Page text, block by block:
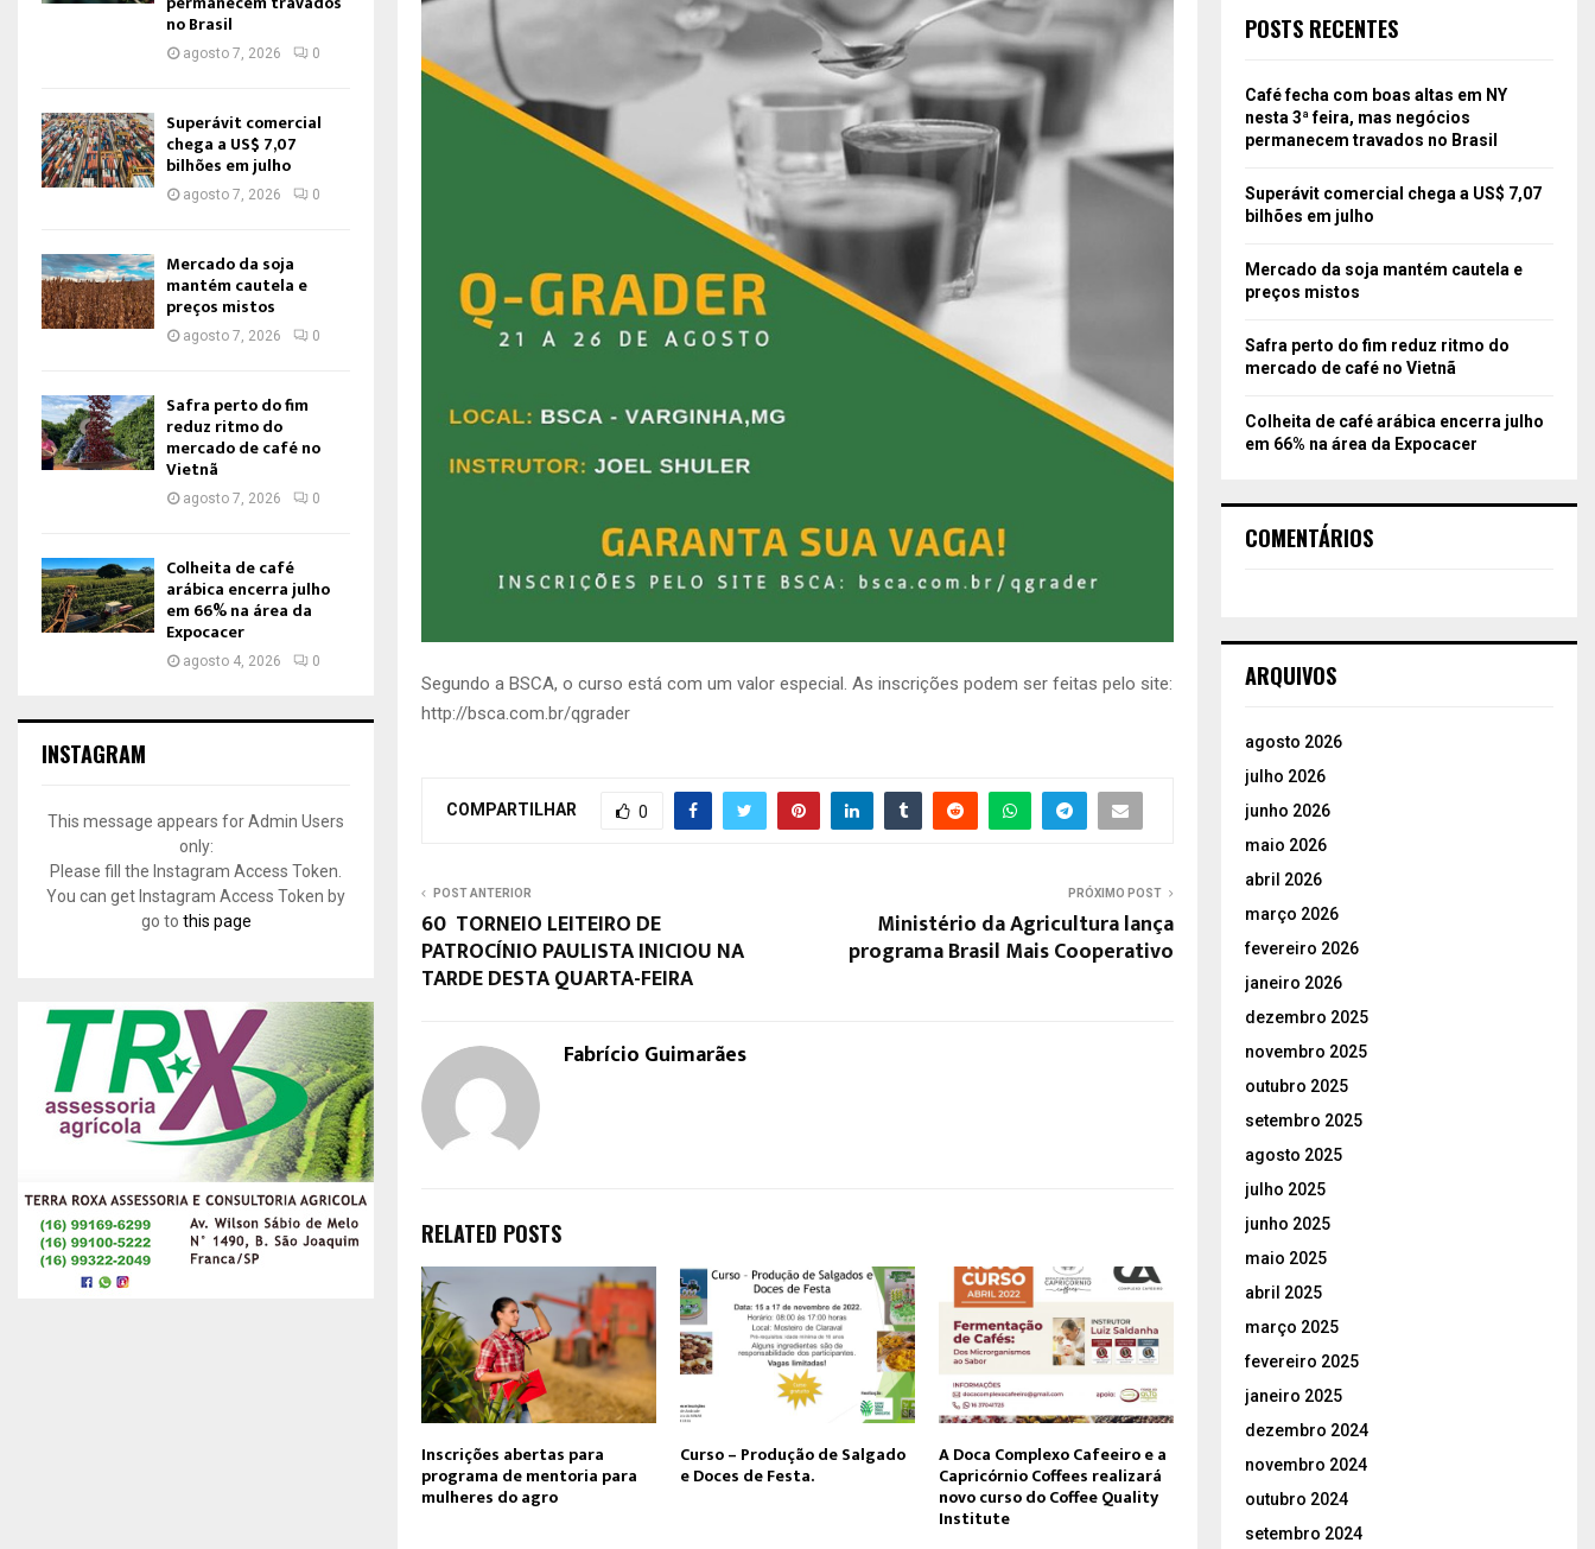
Segundo a BSCA, o curso está com um valor especial. As inscrições podem ser feitas pelo site:
http://bsca.com.br/qgrader
COMPARTILHAR 0
POST ANTERIOR
60º TORNEIO LEITEIRO DE
PATROCÍNIO PAULISTA INICIOU NA
TARDE DESTA QUARTA-FEIRA
PRÓXIMO POST
Ministério da Agricultura lança
programa Brasil Mais Cooperativo
Fabrício Guimarães
RELATED POSTS
Inscrições abertas para
programa de mentoria para
mulheres do agro
Curso – Produção de Salgado
e Doces de Festa.
A Doca Complexo Cafeeiro e a
Capricórnio Coffees realizará
novo curso do Coffee Quality
Institute
no Brasil
agosto 7, 2026 0
Superávit comercial
chega a US$ 7,07
bilhões em julho
agosto 7, 2026 0
Mercado da soja
mantém cautela e
preços mistos
agosto 7, 2026 0
Safra perto do fim
reduz ritmo do
mercado de café no
Vietnã
agosto 7, 2026 0
Colheita de café
arábica encerra julho
em 66% na área da
Expocacer
agosto 4, 2026 0
INSTAGRAM
This message appears for Admin Users
only:
Please fill the Instagram Access Token.
You can get Instagram Access Token by
go to this page
POSTS RECENTES
Café fecha com boas altas em NY
nesta 3ª feira, mas negócios
permanecem travados no Brasil
Superávit comercial chega a US$ 7,07
bilhões em julho
Mercado da soja mantém cautela e
preços mistos
Safra perto do fim reduz ritmo do
mercado de café no Vietnã
Colheita de café arábica encerra julho
em 66% na área da Expocacer
COMENTÁRIOS
ARQUIVOS
agosto 2026
julho 2026
junho 2026
maio 2026
abril 2026
março 2026
fevereiro 2026
janeiro 2026
dezembro 2025
novembro 2025
outubro 2025
setembro 2025
agosto 2025
julho 2025
junho 2025
maio 2025
abril 2025
março 2025
fevereiro 2025
janeiro 2025
dezembro 2024
novembro 2024
outubro 2024
setembro 2024